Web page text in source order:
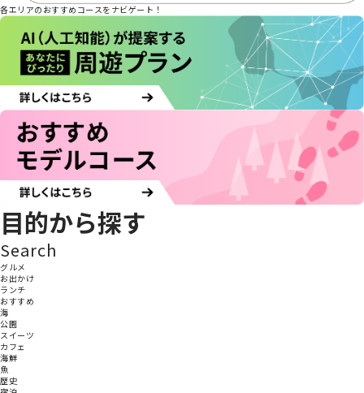
各エリアのおすすめコースをナビゲート！
目的から探す
Search
グルメ
お出かけ
ランチ
おすすめ
海
公園
スイーツ
カフェ
海鮮
魚
歴史